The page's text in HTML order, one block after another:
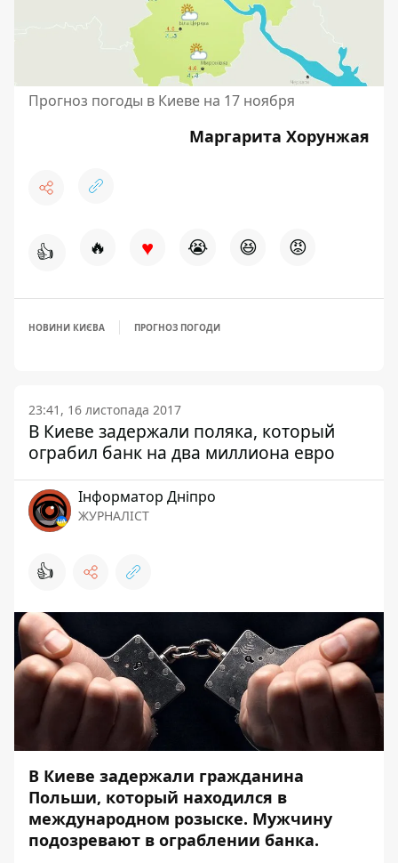
Прогноз погоды в Киеве на 17 ноября
Маргарита Хорунжая
👍 🔥 ♥ 😭 😆 😡
НОВИНИ КИЄВА ПРОГНОЗ ПОГОДИ
23:41, 16 листопада 2017
В Киеве задержали поляка, который
ограбил банк на два миллиона евро
Інформатор Дніпро
ЖУРНАЛІСТ
👍
В Киеве задержали гражданина
Польши, который находился в
международном розыске. Мужчину
подозревают в ограблении банка.